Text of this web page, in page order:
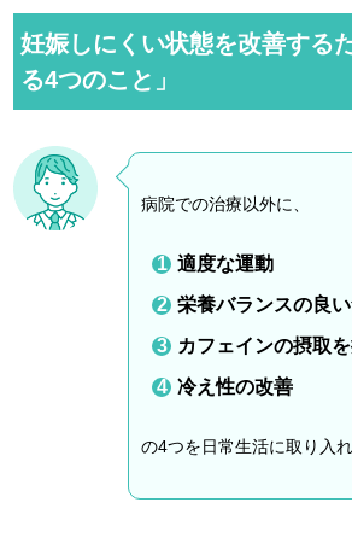
妊娠しにくい状態を改善する
る4つのこと」
病院での治療以外に、
適度な運動
栄養バランスの良
カフェインの摂取
冷え性の改善
の4つを日常生活に取り入れ